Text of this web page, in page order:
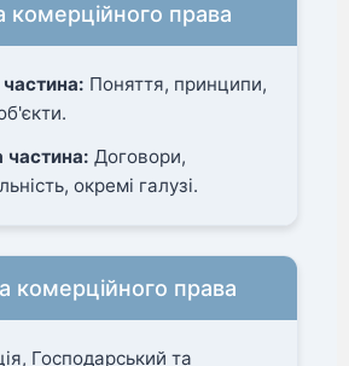
права
Поняття, принципи,
частина: Договори,
окремі галузі.
комерційного права
Господарський та